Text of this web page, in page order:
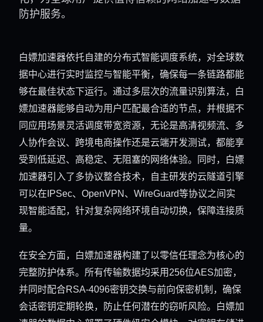
防护服务。
白嫖加速器依托自建的分布式智能调度系统，对全球数
据中心进行实时监控与智能平衡，确保每一条链路都能
够在最佳状态下运行。通过多层次的流量识别算法，白
嫖加速器能够自动为用户匹配最合适的节点，并根据不
同应用场景灵活调度带宽资源，无论是高清视频流、多
人协作会议、跨境电商操作还是云端开发测试，都能享
受到低延迟、高稳定、无阻塞的网络体验。同时，白嫖
加速器引入了多协议整合技术，自主研发的云隧道引擎
可以在IPSec、OpenVPN、WireGuard等协议之间实
现智能适配，针对复杂网络环境自动切换，保障连接质
量。
在安全方面，白嫖加速器构建了以零信任理念为核心的
完整防护体系。所有传输数据均采用256位AES加密，
并同时配合RSA-4096密钥交换与前向保密机制，确保
会话密钥定期轮换，防止任何潜在的窃听风险。白嫖加